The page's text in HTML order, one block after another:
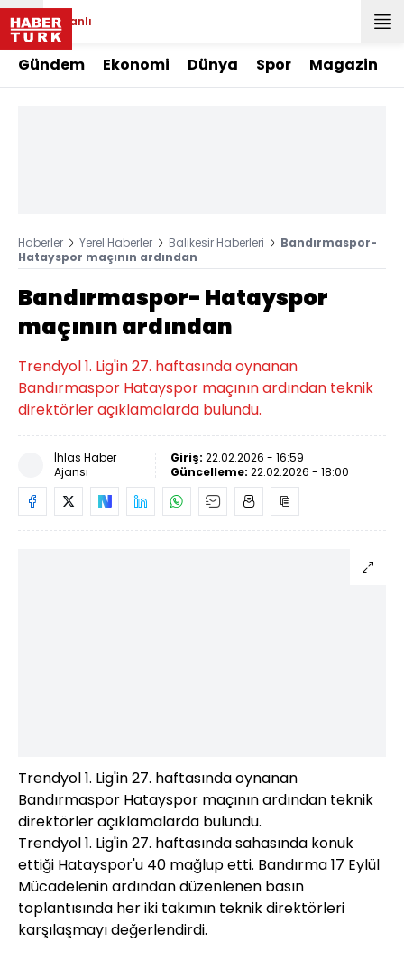
Canlı
Gündem Ekonomi Dünya Spor Magazin
Haberler Yerel Haberler Balıkesir Haberleri
Bandırmaspor-
Hatayspor maçının ardından
Bandırmaspor- Hatayspor
maçının ardından
Trendyol 1. Lig'in 27. haftasında oynanan
Bandırmaspor Hatayspor maçının ardından teknik
direktörler açıklamalarda bulundu.
İhlas Haber
Ajansı
Giriş: 22.02.2026 - 16:59
Güncelleme: 22.02.2026 - 18:00
Trendyol 1. Lig'in 27. haftasında oynanan
Bandırmaspor Hatayspor maçının ardından teknik
direktörler açıklamalarda bulundu.
Trendyol 1. Lig'in 27. haftasında sahasında konuk
ettiği Hatayspor'u 40 mağlup etti. Bandırma 17 Eylül
Mücadelenin ardından düzenlenen basın
toplantısında her iki takımın teknik direktörleri
karşılaşmayı değerlendirdi.